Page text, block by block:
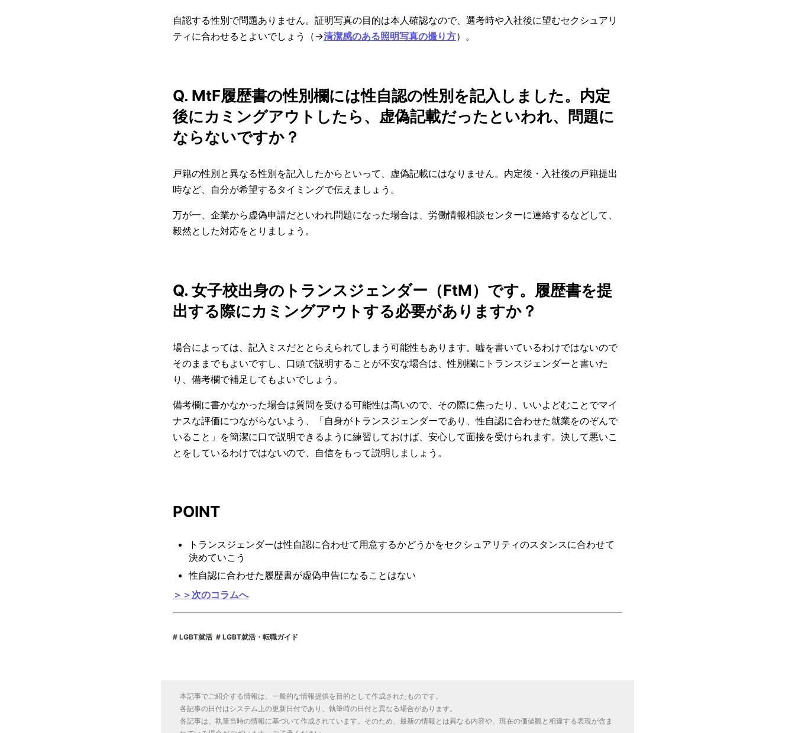
自認する性別で問題ありません。証明写真の目的は本人確認なので、選考時や入社後に望むセクシュアリ
ティに合わせるとよいでしょう（→清潔感のある照明写真の撮り方）。
Q. MtF履歴書の性別欄には性自認の性別を記入しました。内定
後にカミングアウトしたら、虚偽記載だったといわれ、問題に
ならないですか？
戸籍の性別と異なる性別を記入したからといって、虚偽記載にはなりません。内定後・入社後の戸籍提出
時など、自分が希望するタイミングで伝えましょう。
万が一、企業から虚偽申請だといわれ問題になった場合は、労働情報相談センターに連絡するなどして、
毅然とした対応をとりましょう。
Q. 女子校出身のトランスジェンダー（FtM）です。履歴書を提
出する際にカミングアウトする必要がありますか？
場合によっては、記入ミスだととらえられてしまう可能性もあります。嘘を書いているわけではないので
そのままでもよいですし、口頭で説明することが不安な場合は、性別欄にトランスジェンダーと書いた
り、備考欄で補足してもよいでしょう。
備考欄に書かなかった場合は質問を受ける可能性は高いので、その際に焦ったり、いいよどむことでマイ
ナスな評価につながらないよう、「自身がトランスジェンダーであり、性自認に合わせた就業をのぞんで
いること」を簡潔に口で説明できるように練習しておけば、安心して面接を受けられます。決して悪いこ
とをしているわけではないので、自信をもって説明しましょう。
POINT
トランスジェンダーは性自認に合わせて用意するかどうかをセクシュアリティのスタンスに合わせて
決めていこう
性自認に合わせた履歴書が虚偽申告になることはない
＞＞次のコラムへ
LGBT就活 LGBT就活・転職ガイド
本記事でご紹介する情報は、一般的な情報提供を目的として作成されたものです。
各記事の日付はシステム上の更新日付であり、執筆時の日付と異なる場合があります。
各記事は、執筆当時の情報に基づいて作成されています。そのため、最新の情報とは異なる内容や、現在の価値観と相違する表現が含ま